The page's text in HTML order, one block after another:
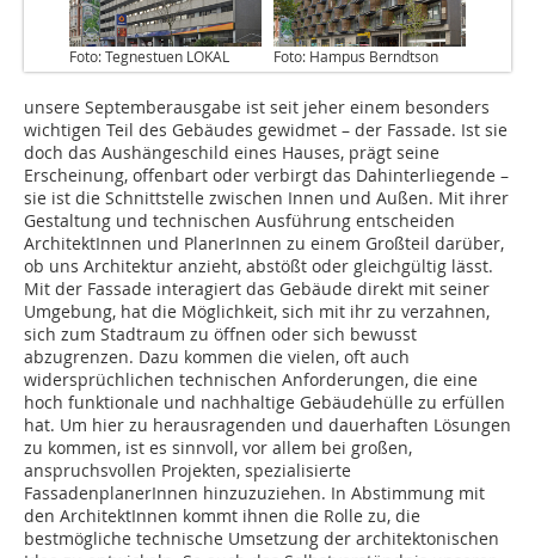
Foto: Tegnestuen LOKAL Foto: Hampus Berndtson
unsere Septemberausgabe ist seit jeher einem besonders
wichtigen Teil des Gebäudes gewidmet – der Fassade. Ist sie
doch das Aushängeschild eines Hauses, prägt seine
Erscheinung, offenbart oder verbirgt das Dahinterliegende –
sie ist die Schnittstelle zwischen Innen und Außen. Mit ihrer
Gestaltung und technischen Ausführung entscheiden
ArchitektInnen und PlanerInnen zu einem Großteil darüber,
ob uns Architektur anzieht, abstößt oder gleichgültig lässt.
Mit der Fassade interagiert das Gebäude direkt mit seiner
Umgebung, hat die Möglichkeit, sich mit ihr zu verzahnen,
sich zum Stadtraum zu öffnen oder sich bewusst
abzugrenzen. Dazu kommen die vielen, oft auch
widersprüchlichen technischen Anforderungen, die eine
hoch funktionale und nachhaltige Gebäudehülle zu erfüllen
hat. Um hier zu herausragenden und dauerhaften Lösungen
zu kommen, ist es sinnvoll, vor allem bei großen,
anspruchsvollen Projekten, spezialisierte
FassadenplanerInnen hinzuzuziehen. In Abstimmung mit
den ArchitektInnen kommt ihnen die Rolle zu, die
bestmögliche technische Umsetzung der architektonischen